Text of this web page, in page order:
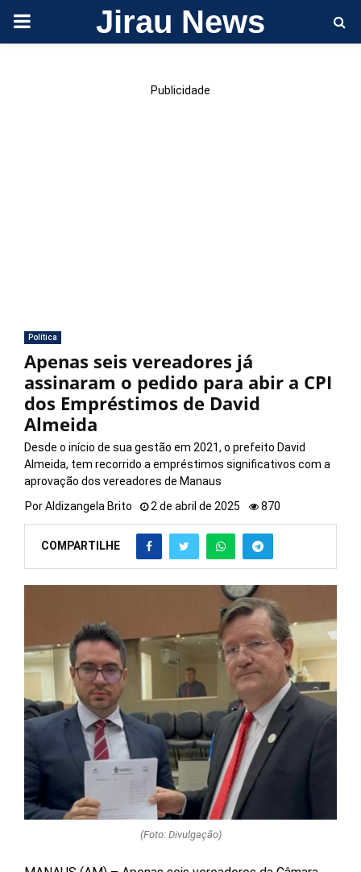
PRIMARY Jirau News
Publicidade
Política
Apenas seis vereadores já
assinaram o pedido para abir a CPI
dos Empréstimos de David
Almeida
Desde o início de sua gestão em 2021, o prefeito David
Almeida, tem recorrido a empréstimos significativos com a
aprovação dos vereadores de Manaus
PorAldizangela Brito 2 de abril de 2025 870
COMPARTILHE
(Foto: Divulgação)